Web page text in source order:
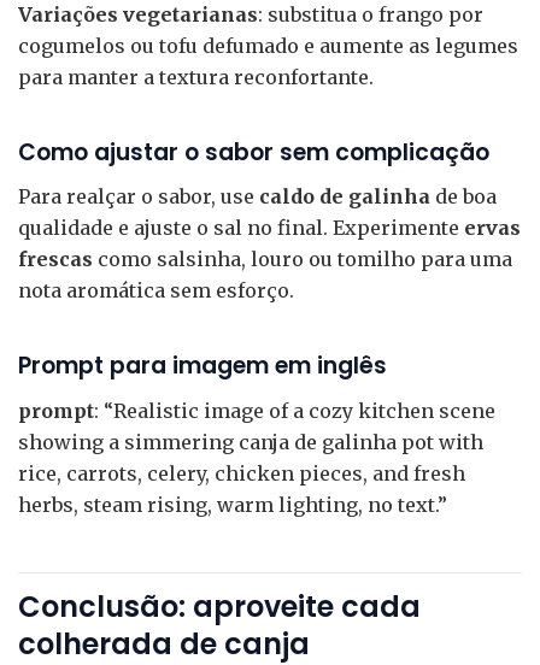
Variações vegetarianas: substitua o frango por
cogumelos ou tofu defumado e aumente as legumes
para manter a textura reconfortante.
Como ajustar o sabor sem complicação
Para realçar o sabor, use caldo de galinha de boa
qualidade e ajuste o sal no final. Experimente ervas
frescas como salsinha, louro ou tomilho para uma
nota aromática sem esforço.
Prompt para imagem em inglês
prompt: “Realistic image of a cozy kitchen scene
showing a simmering canja de galinha pot with
rice, carrots, celery, chicken pieces, and fresh
herbs, steam rising, warm lighting, no text.”
Conclusão: aproveite cada
colherada de canja